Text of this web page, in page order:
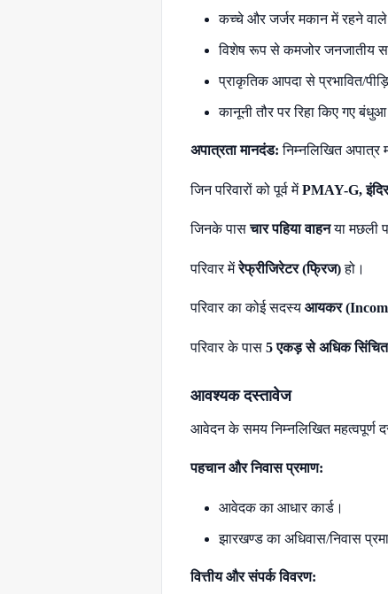
कच्चे और जर्जर मकान में रहने वाले
विशेष रूप से कमजोर जनजातीय
प्राकृतिक आपदा से प्रभावित/
कानूनी तौर पर रिहा किए गए
अपात्रता मानदंड: निम्नलिखित अपात्र
जिन परिवारों को पूर्व मेंPMAY-G,
जिनके पासचार पहिया वाहनया मछली
परिवार मेंरेफ्रीजिरेटर (फ्रिज)हो।
परिवार का कोई सदस्य आयकर
परिवार के पास 5 एकड़ से अधिक सिंचित
आवश्यक दस्तावेज
आवेदन के समय निम्नलिखित महत्वपूर्ण
पहचान और निवास प्रमाण:
आवेदक का आधार कार्ड।
झारखण्ड का अधिवास/निवास
वित्तीय और संपर्क विवरण: